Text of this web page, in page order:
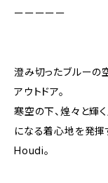
ーーーーー
澄み切ったブルーの
アウトドア。
寒空の下、煌々と輝
になる着心地を発
Houdi。